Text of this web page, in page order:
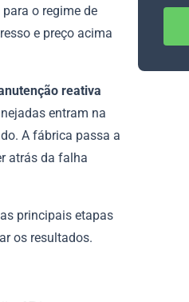
o regime de
e preço acima
reativa
entram na
A fábrica passa a
atrás da falha
principais etapas
os resultados.